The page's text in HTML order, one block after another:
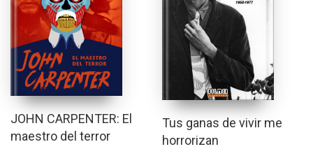
JOHN CARPENTER: El
maestro del terror
Tus ganas de vivir me
horrorizan